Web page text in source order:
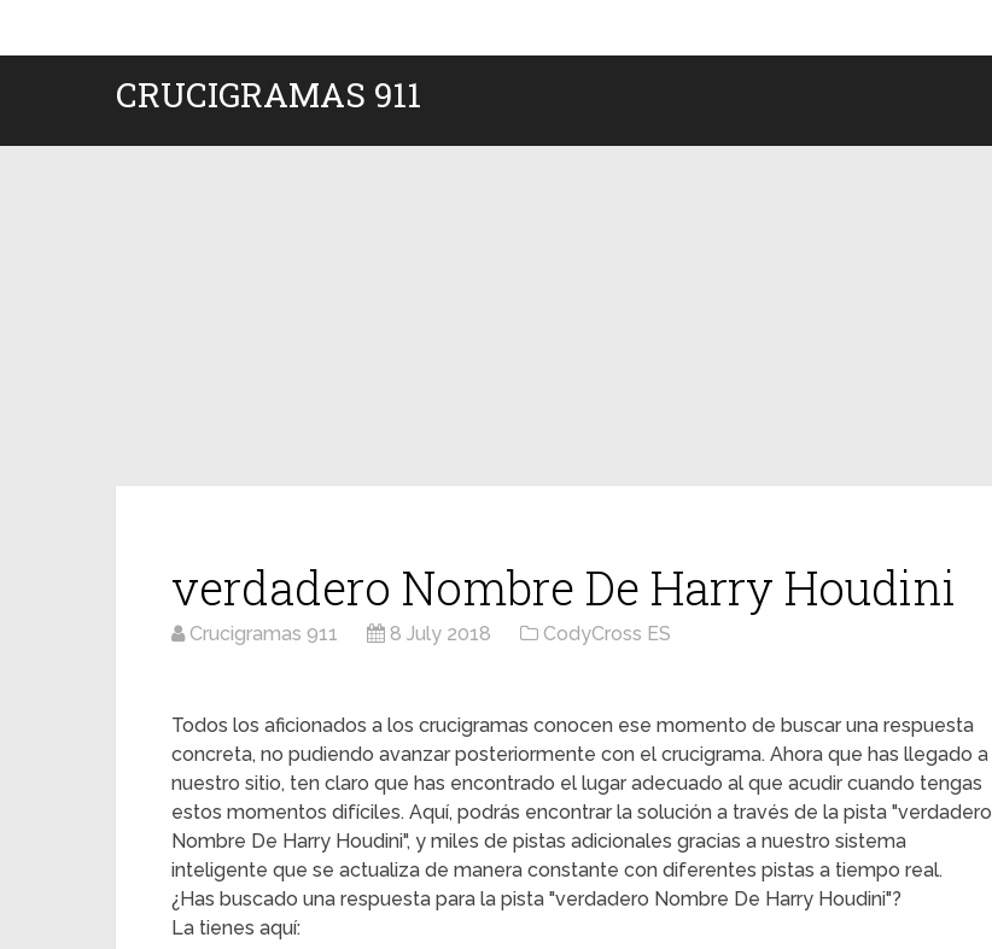
CRUCIGRAMAS 911
verdadero Nombre De Harry Houdini
Crucigramas 911 8 July 2018 CodyCross ES
Todos los aficionados a los crucigramas conocen ese momento de buscar una respuesta
concreta, no pudiendo avanzar posteriormente con el crucigrama. Ahora que has llegado a
nuestro sitio, ten claro que has encontrado el lugar adecuado al que acudir cuando tengas
estos momentos difíciles. Aquí, podrás encontrar la solución a través de la pista "verdadero
Nombre De Harry Houdini", y miles de pistas adicionales gracias a nuestro sistema
inteligente que se actualiza de manera constante con diferentes pistas a tiempo real.
¿Has buscado una respuesta para la pista "verdadero Nombre De Harry Houdini"?
La tienes aquí: